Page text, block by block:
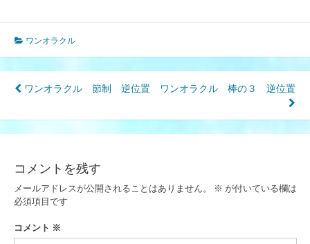
ワンオラクル
投
稿
ナ
ビ
ゲ
ー
シ
ワンオラクル 節制 逆位置 ワンオラクル 棒の３ 逆位置
コメントを残す
メールアドレスが公開されることはありません。 ※ が付いている欄は
必須項目です
コメント ※